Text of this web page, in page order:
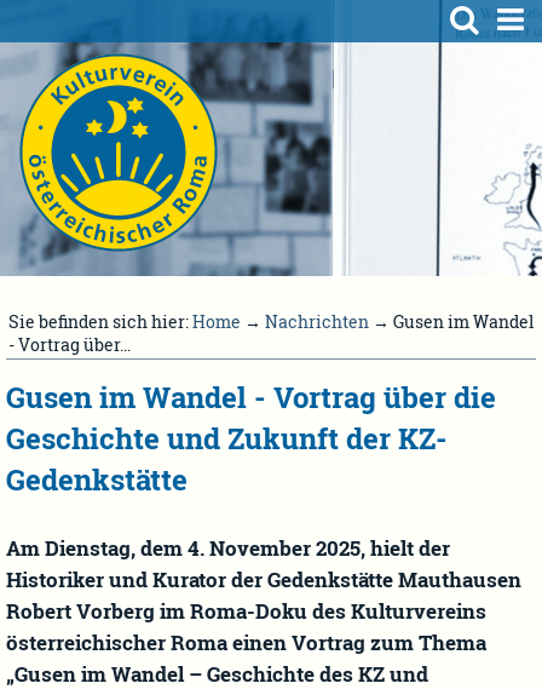
Sie befinden sich hier:Home → Nachrichten → Gusen im Wandel
- Vortrag über...
Gusen im Wandel - Vortrag über die
Geschichte und Zukunft der KZ-
Gedenkstätte
Am Dienstag, dem 4. November 2025, hielt der
Historiker und Kurator der Gedenkstätte Mauthausen
Robert Vorberg im Roma-Doku des Kulturvereins
österreichischer Roma einen Vortrag zum Thema
„Gusen im Wandel – Geschichte des KZ und